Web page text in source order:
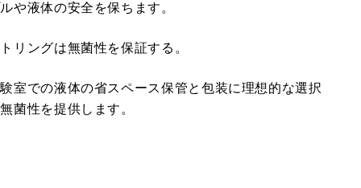
や液体の安全を保ちます。
リングは無菌性を保証する。
室での液体の省スペース保管と包装に理想的な選択
菌性を提供します。